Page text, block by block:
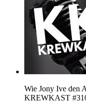
Wie Jony Ive den
KREWKAST